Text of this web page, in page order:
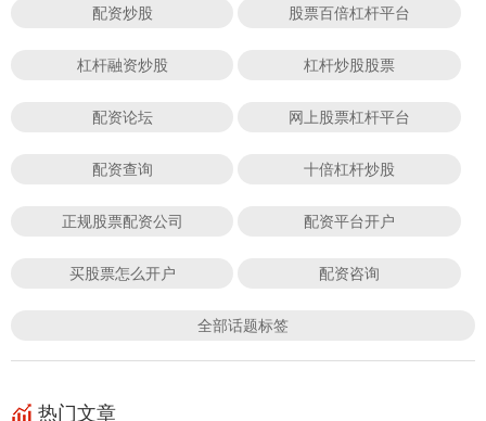
配资炒股 股票百倍杠杆平台
杠杆融资炒股 杠杆炒股股票
配资论坛 网上股票杠杆平台
配资查询 十倍杠杆炒股
正规股票配资公司 配资平台开户
买股票怎么开户 配资咨询
全部话题标签
热门文章